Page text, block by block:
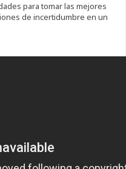
para tomar las mejores
de incertidumbre en un